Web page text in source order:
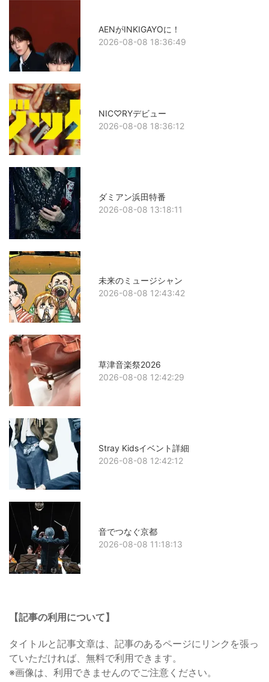
AENがINKIGAYOに！
2026-08-08 18:36:49
NIC♡RYデビュー
2026-08-08 18:36:12
ダミアン浜田特番
2026-08-08 13:18:11
未来のミュージシャン
2026-08-08 12:43:42
草津音楽祭2026
2026-08-08 12:42:29
Stray Kidsイベント詳細
2026-08-08 12:42:12
音でつなぐ京都
2026-08-08 11:18:13
【記事の利用について】
タイトルと記事文章は、記事のあるページにリンクを張っ
ていただければ、無料で利用できます。
※画像は、利用できませんのでご注意ください。